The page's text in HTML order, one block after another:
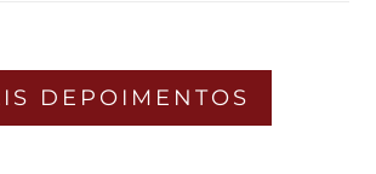
DEPOIMENTOS